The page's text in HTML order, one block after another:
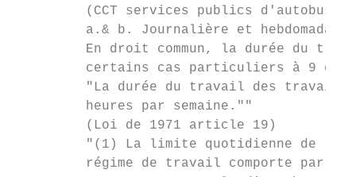
(CCT services publics d'autobus
a.& b. Journalière et
En droit commun, la durée du
certains cas particuliers à 9 ou
"La durée du travail des
         heures par semaine.""
         (Loi de 1971 article 19)
"(1) La limite quotidienne de la
régime de travail comporte par